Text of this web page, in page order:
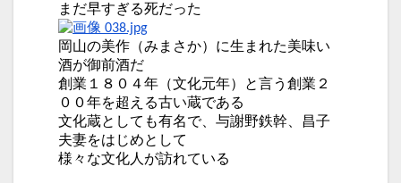
まだ早すぎる死だった
岡山の美作（みまさか）に生まれた美味い
酒が御前酒だ
創業１８０４年（文化元年）と言う創業２
００年を超える古い蔵である
文化蔵としても有名で、与謝野鉄幹、昌子
夫妻をはじめとして
様々な文化人が訪れている